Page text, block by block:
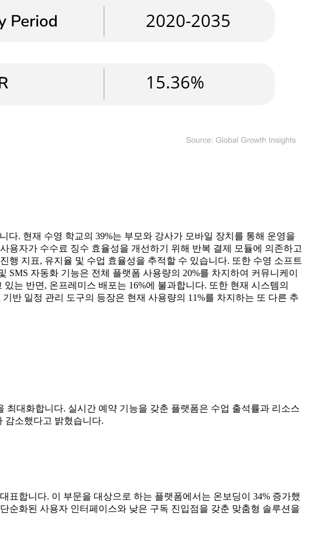
. 현재 수영 학교의 39%는 부모와 강사가 모바일 장치를 통해 운영을
용자가 수수료 징수 효율성을 개선하기 위해 반복 결제 모듈에 의존하고
행 지표, 유지율 및 수업 효율성을 추적할 수 있습니다. 또한 수영 소프트
자동화 기능은 전체 플랫폼 사용량의 20%를 차지하여 커뮤니케이
는 반면, 온프레미스 배포는 16%에 불과합니다. 또한 현재 시스템의
반 일정 관리 도구의 등장은 현재 사용량의 11%를 차지하는 또 다른 추
대화합니다. 실시간 예약 기능을 갖춘 플랫폼은 수업 출석률과 리소스
감소했다고 밝혔습니다.
표합니다. 이 부문을 대상으로 하는 플랫폼에서는 온보딩이 34% 증가했
순화된 사용자 인터페이스와 낮은 구독 진입점을 갖춘 맞춤형 솔루션을